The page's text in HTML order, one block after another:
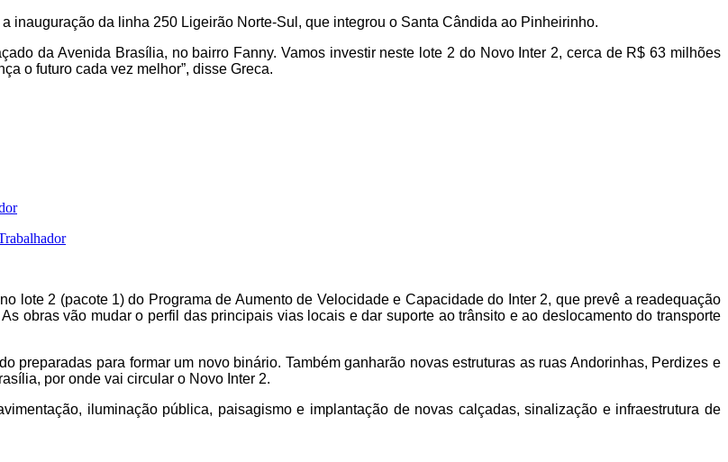
inauguração da linha 250 Ligeirão Norte-Sul, que integrou o Santa Cândida ao Pinheirinho.
da Avenida Brasília, no bairro Fanny. Vamos investir neste lote 2 do Novo Inter 2, cerca de R$ 63 milhões
o futuro cada vez melhor”, disse Greca.
lote 2 (pacote 1) do Programa de Aumento de Velocidade e Capacidade do Inter 2, que prevê a readequação
obras vão mudar o perfil das principais vias locais e dar suporte ao trânsito e ao deslocamento do transporte
preparadas para formar um novo binário. Também ganharão novas estruturas as ruas Andorinhas, Perdizes e
por onde vai circular o Novo Inter 2.
iluminação pública, paisagismo e implantação de novas calçadas, sinalização e infraestrutura de